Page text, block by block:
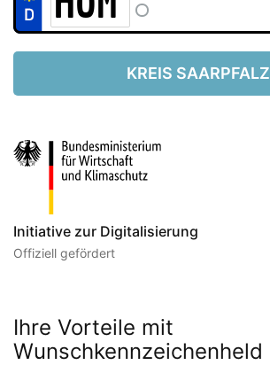
KREIS SAARPFALZ
Initiative zur Digitalisierung
Offiziell gefördert
Ihre Vorteile mit
Wunschkennzeichenheld